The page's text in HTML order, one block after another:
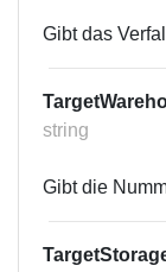
Gibt das
string
Gibt die